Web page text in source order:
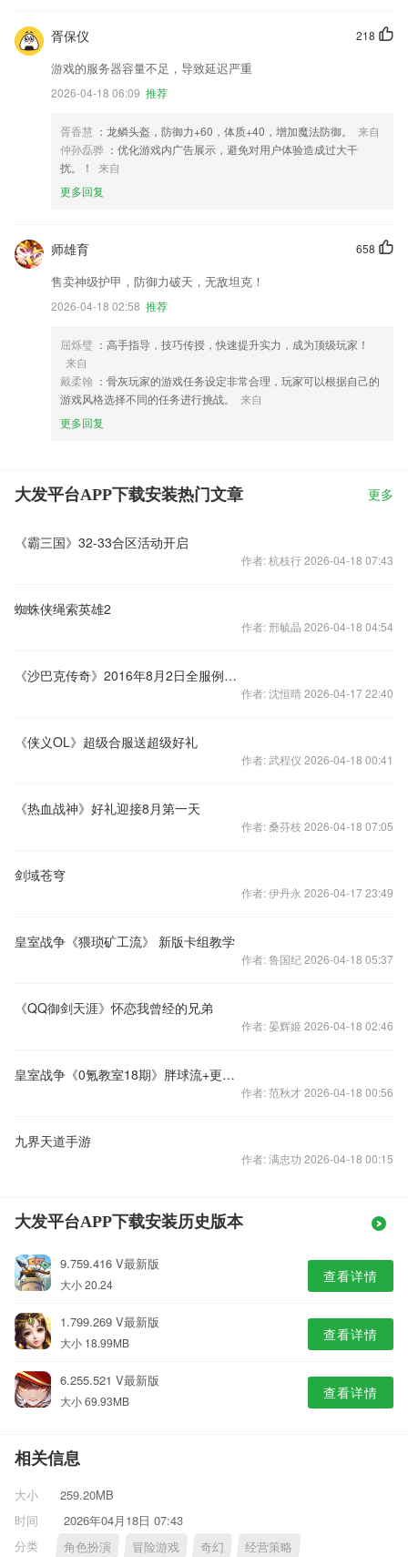
218
胥保仪
游戏的服务器容量不足，导致延迟严重
2026-04-18 06:09 推荐
胥香慧 ：龙鳞头盔，防御力+60，体质+40，增加魔法防御。
来自
仲孙磊骅 ：优化游戏内广告展示，避免对用户体验造成过大干
扰。！
来自
更多回复
658
师雄育
售卖神级护甲，防御力破天，无敌坦克！
2026-04-18 02:58 推荐
屈烁璧 ：高手指导，技巧传授，快速提升实力，成为顶级玩家！
来自
戴柔翰 ：骨灰玩家的游戏任务设定非常合理，玩家可以根据自己的
游戏风格选择不同的任务进行挑战。
来自
更多回复
大发平台APP下载安装热门文章 更多
《霸三国》32-33合区活动开启
作者: 杭枝行 2026-04-18 07:43
蜘蛛侠绳索英雄2
作者: 邢毓晶 2026-04-18 04:54
《沙巴克传奇》2016年8月2日全服例行维护公告
作者: 沈恒晴 2026-04-17 22:40
《侠义OL》超级合服送超级好礼
作者: 武程仪 2026-04-18 00:41
《热血战神》好礼迎接8月第一天
作者: 桑芬枝 2026-04-18 07:05
剑域苍穹
作者: 伊丹永 2026-04-17 23:49
皇室战争《猥琐矿工流》 新版卡组教学
作者: 鲁国纪 2026-04-18 05:37
《QQ御剑天涯》怀恋我曾经的兄弟
作者: 晏辉姬 2026-04-18 02:46
皇室战争《0氪教室18期》胖球流+更新预告
作者: 范秋才 2026-04-18 00:56
九界天道手游
作者: 满忠功 2026-04-18 00:15
大发平台APP下载安装历史版本
9.759.416 V最新版
大小 20.24 查看详情
1.799.269 V最新版
大小 18.99MB 查看详情
6.255.521 V最新版
大小 69.93MB 查看详情
相关信息
大小
259.20MB
时间
2026年04月18日 07:43
分类
角色扮演 冒险游戏 奇幻 经营策略